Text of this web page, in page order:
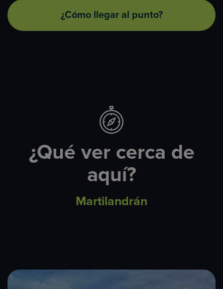
¿Cómo llegar al punto?
¿Qué ver cerca de
aquí?
Martilandrán